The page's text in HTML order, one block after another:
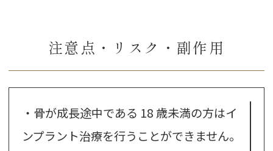
注意点・リスク・副作用